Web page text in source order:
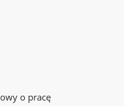
o pracę